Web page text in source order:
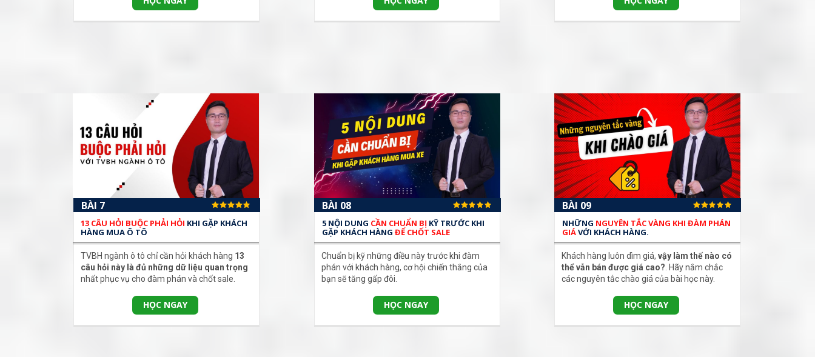
TVBH ngành ô tô chỉ cần hỏi khách hàng 13
câu hỏi này là đủ những dữ liệu quan trọng
nhất phục vụ cho đàm phán và chốt sale.
13 CÂU HỎI BUỘC PHẢI HỎI KHI GẶP KHÁCH
HÀNG MUA Ô TÔ
BÀI 7
HỌC NGAY
Chuẩn bị kỹ những điều này trước khi đàm
phán với khách hàng, cơ hội chiến thắng của
bạn sẽ tăng gấp đôi.
5 NỘI DUNG CẦN CHUẨN BỊ KỸ TRƯỚC KHI
GẶP KHÁCH HÀNG ĐỂ CHỐT SALE
BÀI 08
HỌC NGAY
Khách hàng luôn dìm giá,vậy làm thế nào có
thể vẫn bán được giá cao? . Hãy nắm chắc
các nguyên tắc chào giá của bài học này.
NHỮNG NGUYÊN TẮC VÀNG KHI ĐÀM PHÁN
GIÁVỚI KHÁCH HÀNG.
BÀI 09
HỌC NGAY